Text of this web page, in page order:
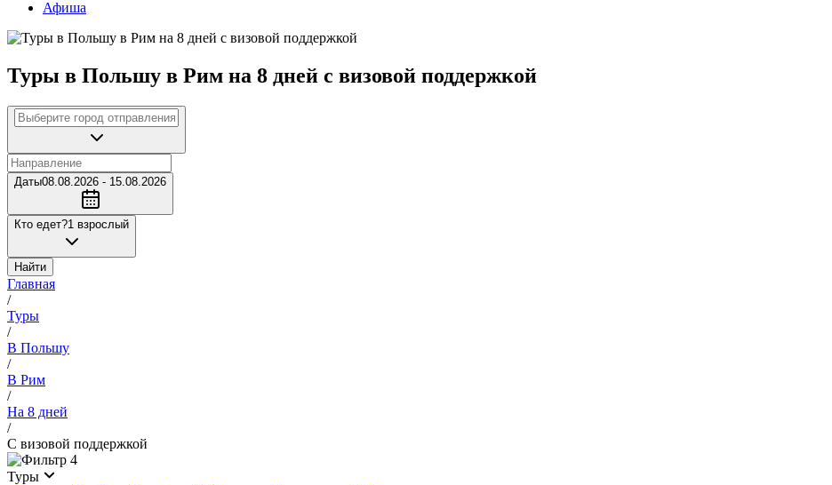
Афиша
Туры в Польшу в Рим на 8 дней с визовой поддержкой
Даты08.08.2026 - 15.08.2026
Кто едет?1 взрослый
Найти
Главная
/
Туры
/
В Польшу
/
В Рим
/
На 8 дней
/
С визовой поддержкой
4
Туры